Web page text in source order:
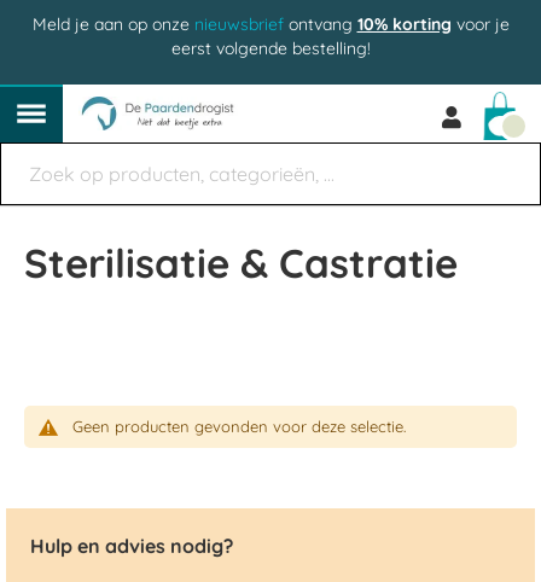
Meld je aan op onze nieuwsbriefontvang 10% korting voor je
eerst volgende bestelling!
Sterilisatie & Castratie
Geen producten gevonden voor deze selectie.
Hulp en advies nodig?